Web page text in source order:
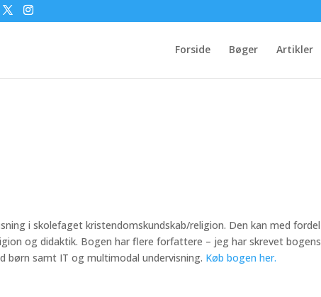
Forside Bøger Artikler
i skolefaget kristendomskundskab/religion. Den kan med fordel
og didaktik. Bogen har flere forfattere – jeg har skrevet bogens
børn samt IT og multimodal undervisning. Køb bogen her.